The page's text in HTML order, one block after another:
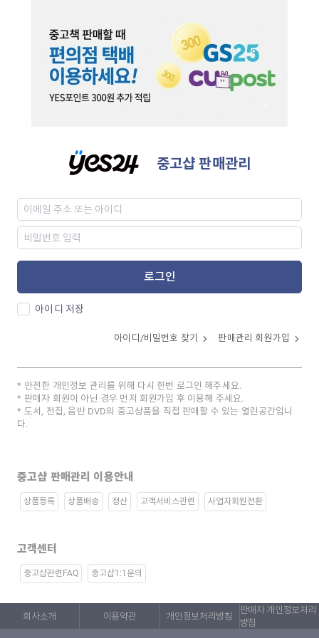
중고샵 판매관리
로그인
아이디 저장
아이디/비밀번호 찾기 판매관리 회원가입
안전한 개인정보 관리를 위해 다시 한번 로그인 해주세요.
판매자 회원이 아닌 경우 먼저 회원가입 후 이용해 주세요.
도서, 전집, 음반 DVD의 중고상품을 직접 판매할 수 있는 열린공간입니
다.
중고샵 판매관리 이용안내
상품등록 상품배송 정산 고객서비스관련 사업자회원전환
고객센터
중고샵관련FAQ 중고샵1:1문의
회사소개 이용약관 개인정보처리방침
판매자 개인정보처리
방침